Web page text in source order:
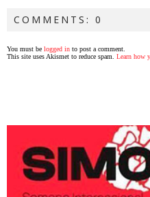
COMMENTS: 0
You must be logged in to post a comment.
This site uses Akismet to reduce spam. Learn how